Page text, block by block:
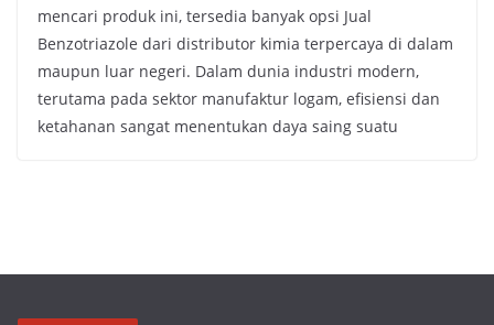
mencari produk ini, tersedia banyak opsi Jual
Benzotriazole dari distributor kimia terpercaya di dalam
maupun luar negeri. Dalam dunia industri modern,
terutama pada sektor manufaktur logam, efisiensi dan
ketahanan sangat menentukan daya saing suatu